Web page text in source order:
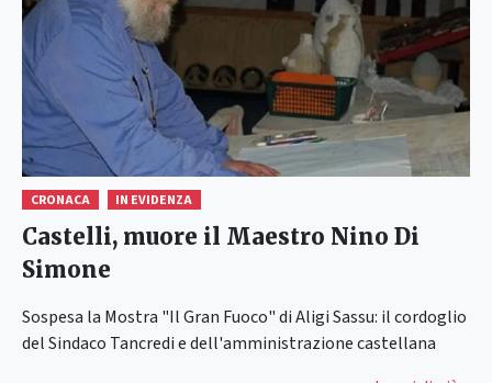
CRONACA IN EVIDENZA
Castelli, muore il Maestro Nino Di
Simone
Sospesa la Mostra "Il Gran Fuoco" di Aligi Sassu: il cordoglio
del Sindaco Tancredi e dell'amministrazione castellana